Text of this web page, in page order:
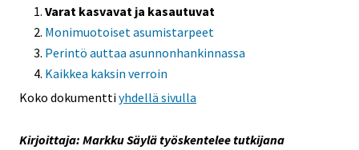
Varat kasvavat ja kasautuvat
Monimuotoiset asumistarpeet
Perintö auttaa asunnonhankinnassa
Kaikkea kaksin verroin
Koko dokumenttiyhdellä sivulla
Kirjoittaja: Markku Säylä työskentelee tutkijana